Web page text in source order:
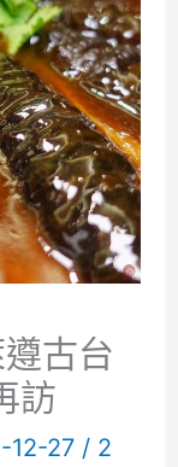
古台
訪
12-27 / 2